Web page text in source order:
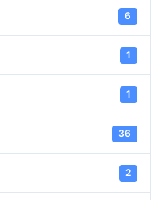
6
1
1
36
2